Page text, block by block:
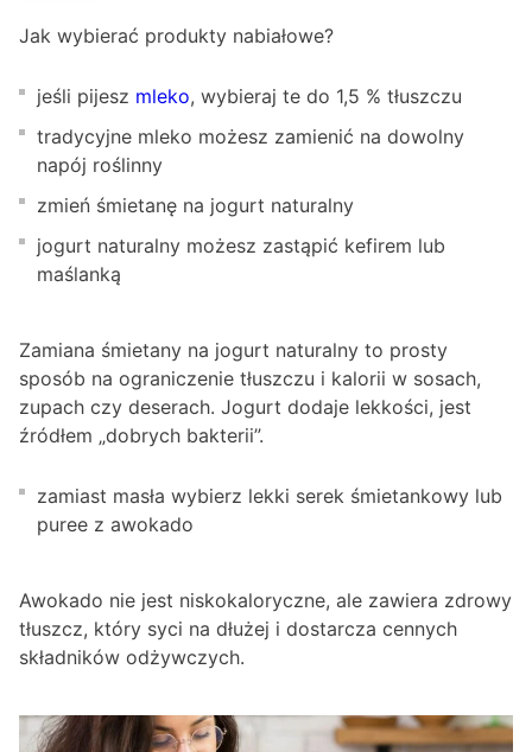
Jak wybierać produkty nabiałowe?
jeśli pijesz mleko, wybieraj te do 1,5 % tłuszczu
tradycyjne mleko możesz zamienić na dowolny
napój roślinny
zmień śmietanę na jogurt naturalny
jogurt naturalny możesz zastąpić kefirem lub
maślanką
Zamiana śmietany na jogurt naturalny to prosty
sposób na ograniczenie tłuszczu i kalorii w sosach,
zupach czy deserach. Jogurt dodaje lekkości, jest
źródłem „dobrych bakterii”.
zamiast masła wybierz lekki serek śmietankowy lub
puree z awokado
Awokado nie jest niskokaloryczne, ale zawiera zdrowy
tłuszcz, który syci na dłużej i dostarcza cennych
składników odżywczych.